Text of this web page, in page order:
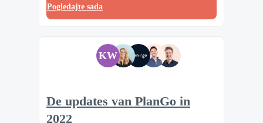
Pogledajte sada
KW
De updates van PlanGo in
2022